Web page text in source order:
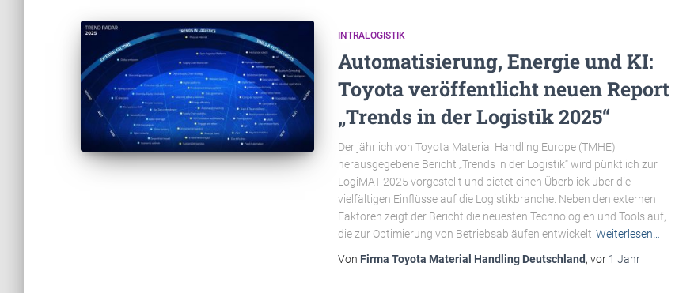
INTRALOGISTIK
Automatisierung, Energie und KI:
Toyota veröffentlicht neuen Report
„Trends in der Logistik 2025“
Der jährlich von Toyota Material Handling Europe (TMHE)
herausgegebene Bericht „Trends in der Logistik“ wird pünktlich zur
LogiMAT 2025 vorgestellt und bietet einen Überblick über die
vielfältigen Einflüsse auf die Logistikbranche. Neben den externen
Faktoren zeigt der Bericht die neuesten Technologien und Tools auf,
die zur Optimierung von Betriebsabläufen entwickelt Weiterlesen…
Von Firma Toyota Material Handling Deutschland, vor 1 Jahr